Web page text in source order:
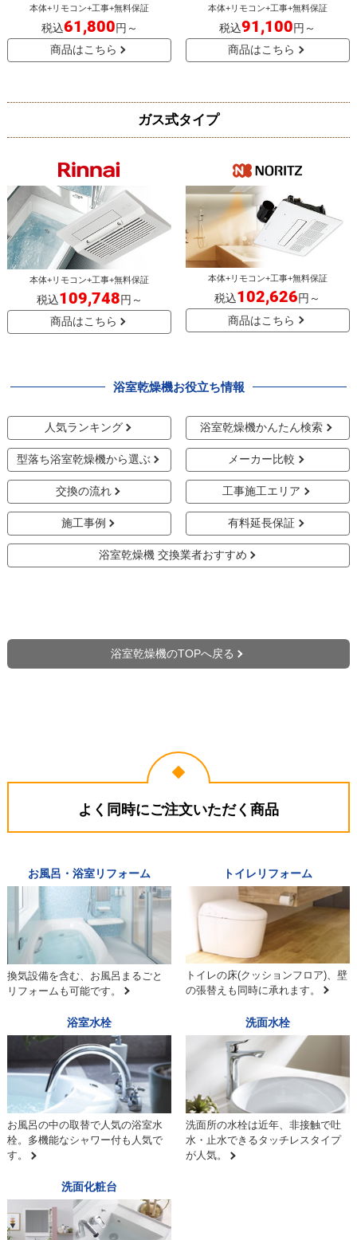
本体+リモコン+工事+無料保証
税込61,800円～
商品はこちら
本体+リモコン+工事+無料保証
税込91,100円～
商品はこちら
ガス式タイプ
本体+リモコン+工事+無料保証
税込109,748円～
商品はこちら
本体+リモコン+工事+無料保証
税込102,626円～
商品はこちら
浴室乾燥機お役立ち情報
人気ランキング 浴室乾燥機かんたん検索
型落ち浴室乾燥機から選ぶ メーカー比較
交換の流れ 工事施工エリア
施工事例 有料延長保証
浴室乾燥機 交換業者おすすめ
浴室乾燥機のTOPへ戻る
よく同時にご注文いただく商品
お風呂・浴室リフォーム
換気設備を含む、お風呂まるごと
リフォームも可能です。
トイレリフォーム
トイレの床(クッションフロア)、壁
の張替えも同時に承れます。
浴室水栓
お風呂の中の取替で人気の浴室水
栓。多機能なシャワー付も人気で
す。
洗面水栓
洗面所の水栓は近年、非接触で吐
水・止水できるタッチレスタイプ
が人気。
洗面化粧台